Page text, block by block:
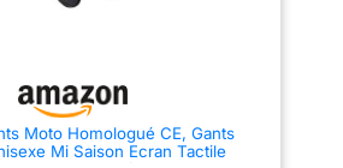
aux
moto,
Moto Homologué CE, Gants
Mi Saison Ecran Tactile